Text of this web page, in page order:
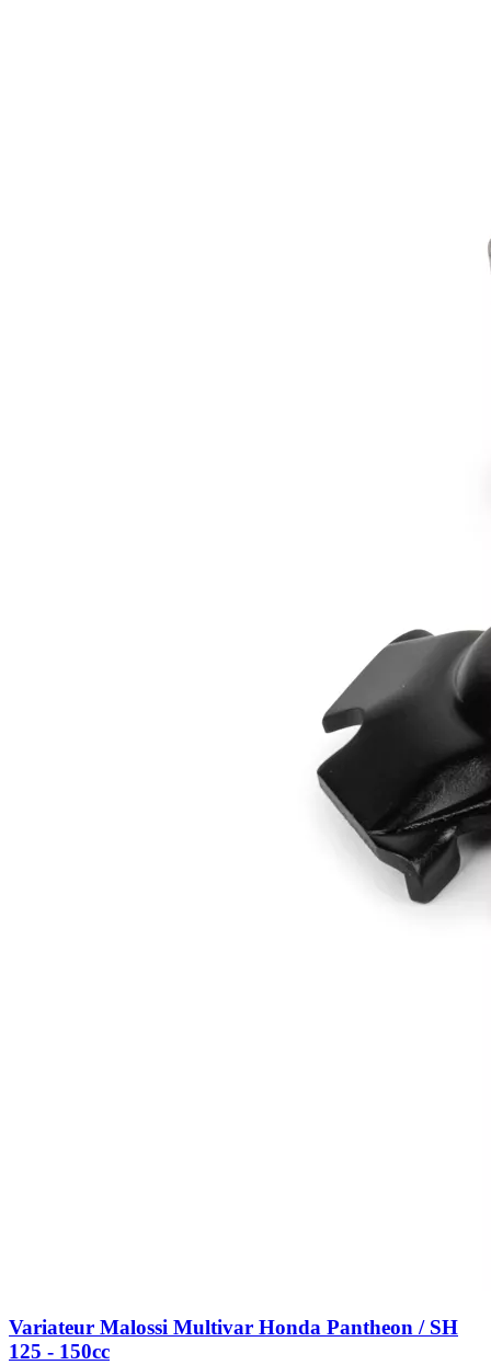
Variateur Malossi Multivar Honda Pantheon / SH
125 - 150cc